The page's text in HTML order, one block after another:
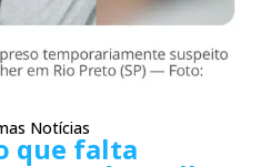
Notícias
que falta